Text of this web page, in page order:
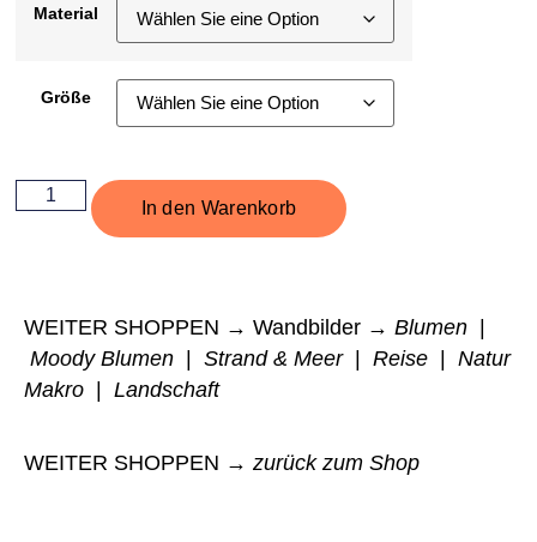
Material
Größe
In den Warenkorb
WEITER SHOPPEN → Wandbilder → Blumen
Moody Blumen
Strand & Meer| Reise
Natur
Makro
Landschaft
WEITER SHOPPEN → zurück zum Shop